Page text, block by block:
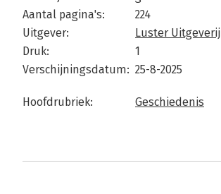
Aantal pagina's:
224
Uitgever:
Luster Uitgeverij
Druk:
1
Verschijningsdatum: 25-8-2025
Hoofdrubriek: Geschiedenis